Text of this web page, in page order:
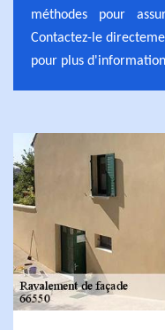
méthodes pour
Contactez-le
pour plus